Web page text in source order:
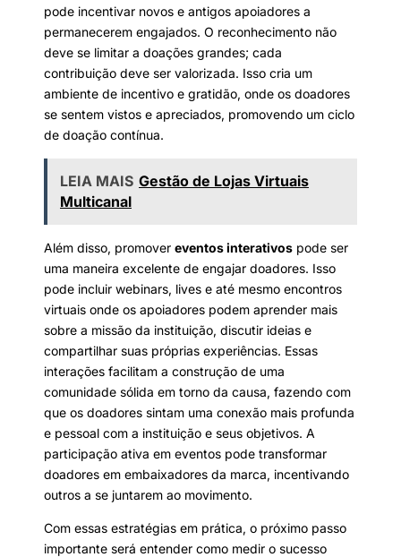
pode incentivar novos e antigos apoiadores a
permanecerem engajados. O reconhecimento não
deve se limitar a doações grandes; cada
contribuição deve ser valorizada. Isso cria um
ambiente de incentivo e gratidão, onde os doadores
se sentem vistos e apreciados, promovendo um ciclo
de doação contínua.
LEIA MAIS Gestão de Lojas Virtuais
Multicanal
Além disso, promover eventos interativos pode ser
uma maneira excelente de engajar doadores. Isso
pode incluir webinars, lives e até mesmo encontros
virtuais onde os apoiadores podem aprender mais
sobre a missão da instituição, discutir ideias e
compartilhar suas próprias experiências. Essas
interações facilitam a construção de uma
comunidade sólida em torno da causa, fazendo com
que os doadores sintam uma conexão mais profunda
e pessoal com a instituição e seus objetivos. A
participação ativa em eventos pode transformar
doadores em embaixadores da marca, incentivando
outros a se juntarem ao movimento.
Com essas estratégias em prática, o próximo passo
importante será entender como medir o sucesso